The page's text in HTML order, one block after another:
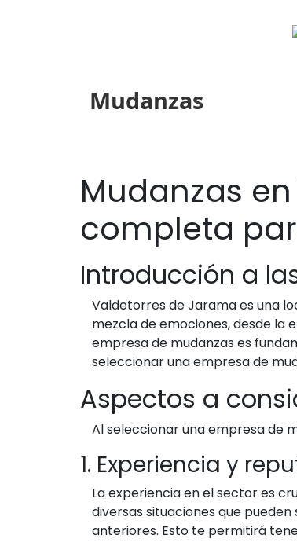
Mudanzas
Mudanzas
completa
Introducción a
Valdetorres de Jarama es una
mezcla de emociones, desde la
empresa de mudanzas es
seleccionar una empresa de
Aspectos a
Al seleccionar una empresa de
1. Experiencia y
La experiencia en el sector es
diversas situaciones que
anteriores. Esto te permitirá